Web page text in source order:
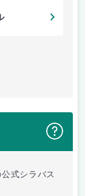
？
式シラバス